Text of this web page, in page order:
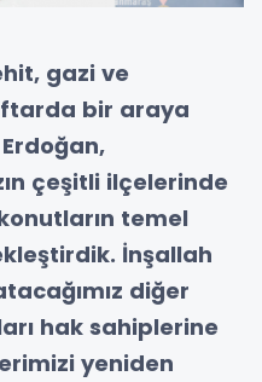
gazi ve
bir araya
çeşitli ilçelerinde
temel
İnşallah
diğer
hak sahiplerine
yeniden